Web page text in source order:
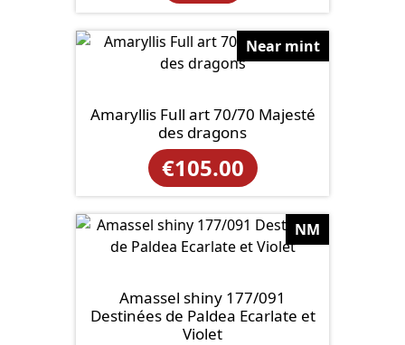
Near mint
Amaryllis Full art 70/70 Majesté
des dragons
€105.00
NM
Amassel shiny 177/091
Destinées de Paldea Ecarlate et
Violet